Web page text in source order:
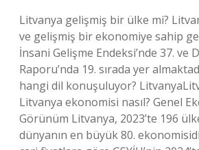
Litvanya gelişmiş bir ülke mi?
ve gelişmiş bir ekonomiye sahip
İnsani Gelişme Endeksi’nde 37. ve
Raporu’nda 19. sırada yer
hangi dil konuşuluyor?
Litvanya ekonomisi nasıl? Genel
Görünüm Litvanya, 2023’te 196
dünyanın en büyük 80.